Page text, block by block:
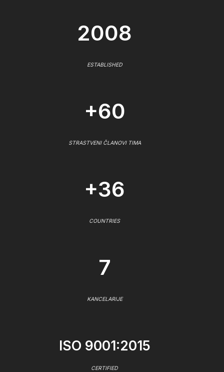
2008
ESTABLISHED
+60
STRASTVENI ČLANOVI TIMA
+36
COUNTRIES
7
KANCELARIJE
ISO 9001:2015
CERTIFIED